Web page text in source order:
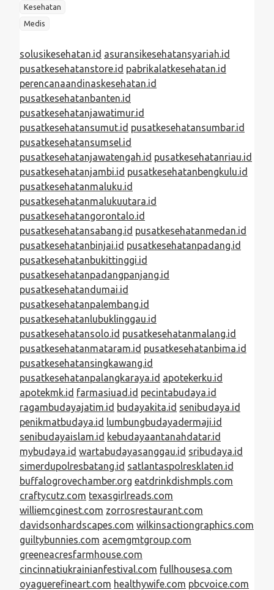
Kesehatan
Medis
solusikesehatan.id asuransikesehatansyariah.id
pusatkesehatanstore.id pabrikalatkesehatan.id
perencanaandinaskesehatan.id
pusatkesehatanbanten.id
pusatkesehatanjawatimur.id
pusatkesehatansumut.id pusatkesehatansumbar.id
pusatkesehatansumsel.id
pusatkesehatanjawatengah.id pusatkesehatanriau.id
pusatkesehatanjambi.id pusatkesehatanbengkulu.id
pusatkesehatanmaluku.id
pusatkesehatanmalukuutara.id
pusatkesehatangorontalo.id
pusatkesehatansabang.id pusatkesehatanmedan.id
pusatkesehatanbinjai.id pusatkesehatanpadang.id
pusatkesehatanbukittinggi.id
pusatkesehatanpadangpanjang.id
pusatkesehatandumai.id
pusatkesehatanpalembang.id
pusatkesehatanlubuklinggau.id
pusatkesehatansolo.id pusatkesehatanmalang.id
pusatkesehatanmataram.id pusatkesehatanbima.id
pusatkesehatansingkawang.id
pusatkesehatanpalangkaraya.id apotekerku.id
apotekmk.id farmasiuad.id pecintabudaya.id
ragambudayajatim.id budayakita.id senibudaya.id
penikmatbudaya.id
lumbungbudayadermaji.id
senibudayaislam.id kebudayaantanahdatar.id
mybudaya.id wartabudayasanggau.id sribudaya.id
simerdupolresbatang.id satlantaspolresklaten.id
buffalogrovechamber.org eatdrinkdishmpls.com
craftycutz.com texasgirlreads.com
williemcginest.com zorrosrestaurant.com
davidsonhardscapes.com wilkinsactiongraphics.com
guiltybunnies.com acemgmtgroup.com
greeneacresfarmhouse.com
cincinnatiukrainianfestival.com fullhousesa.com
oyaguerefineart.com healthywife.com pbcvoice.com